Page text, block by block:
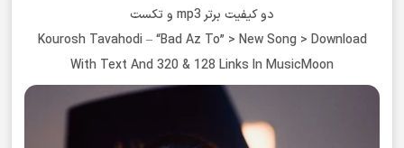
دو کیفیت برتر mp3 و تکست
Kourosh Tavahodi – “Bad Az To” > New Song > Download
With Text And 320 & 128 Links In MusicMoon